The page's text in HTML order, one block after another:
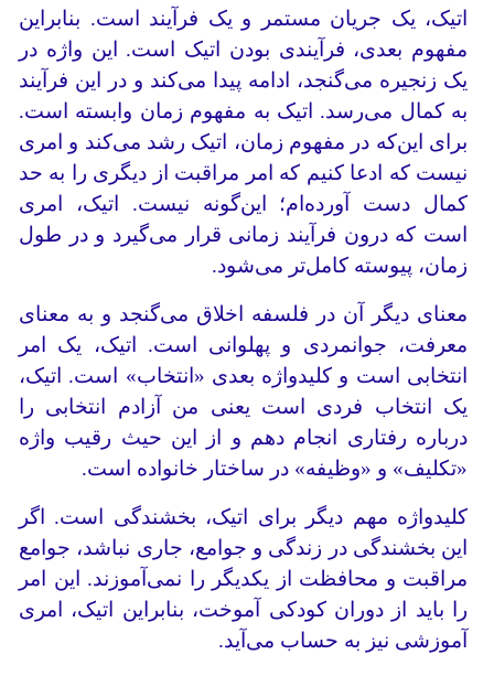
اتیک، یک جریان مستمر و یک فرآیند است. بنابراین
مفهوم بعدی، فرآیندی بودن اتیک است. این واژه در
یک زنجیره می‌گنجد، ادامه پیدا می‌کند و در این فرآیند
به کمال می‌رسد. اتیک به مفهوم زمان وابسته است.
برای این‌که در مفهوم زمان، اتیک رشد می‌کند و امری
نیست که ادعا کنیم که امر مراقبت از دیگری را به حد
کمال دست آورده‌ام؛ این‌گونه نیست. اتیک، امری
است که درون فرآیند زمانی قرار می‌گیرد و در طول
زمان، پیوسته کامل‌تر می‌شود.
معنای دیگر آن در فلسفه اخلاق می‌گنجد و به معنای
معرفت، جوانمردی و پهلوانی است. اتیک، یک امر
انتخابی است و کلیدواژه بعدی «انتخاب» است. اتیک،
یک انتخاب فردی است یعنی من آزادم انتخابی را
درباره رفتاری انجام دهم و از این حیث رقیب واژه
«تکلیف» و «وظیفه» در ساختار خانواده است.
کلیدواژه مهم دیگر برای اتیک، بخشندگی است. اگر
این بخشندگی در زندگی و جوامع، جاری نباشد، جوامع
مراقبت و محافظت از یکدیگر را نمی‌آموزند. این امر
را باید از دوران کودکی آموخت، بنابراین اتیک، امری
آموزشی نیز به ‌حساب می‌آید.